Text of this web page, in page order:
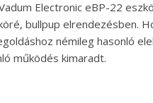
Electronic eBP-22
bullpup elrendezésben.
némileg hasonló
működés kimaradt.